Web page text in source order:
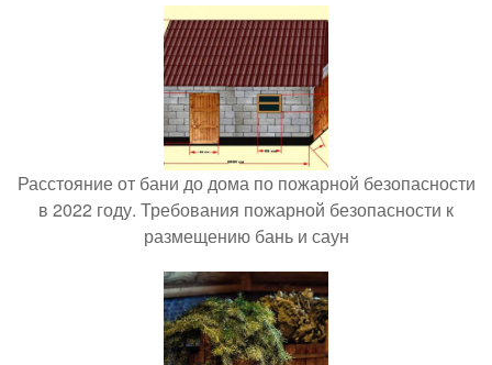
Расстояние от бани до дома по пожарной безопасности
в 2022 году. Требования пожарной безопасности к
размещению бань и саун